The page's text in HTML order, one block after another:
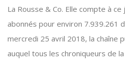
La Rousse & Co. Elle compte à
abonnés pour environ 7.939.261
mercredi 25 avril 2018, la chaîne
auquel tous les chroniqueurs de